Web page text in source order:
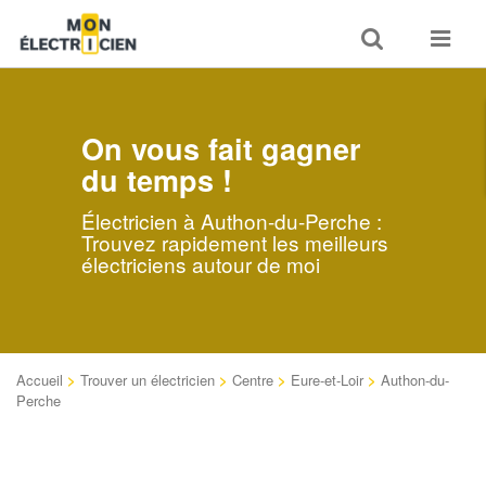
Toggle
search
Toggle
On vous fait gagner
du temps !
Électricien à Authon-du-Perche :
Trouvez rapidement les meilleurs
électriciens autour de moi
Accueil > Trouver un électricien > Centre > Eure-et-Loir > Authon-du-
Perche